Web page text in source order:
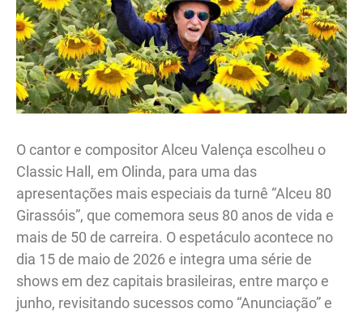
O cantor e compositor Alceu Valença escolheu o
Classic Hall, em Olinda, para uma das
apresentações mais especiais da turnê “Alceu 80
Girassóis”, que comemora seus 80 anos de vida e
mais de 50 de carreira. O espetáculo acontece no
dia 15 de maio de 2026 e integra uma série de
shows em dez capitais brasileiras, entre março e
junho, revisitando sucessos como “Anunciação” e